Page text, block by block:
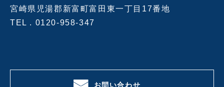
宮崎県児湯郡新富町富田東一丁目17番地
TEL . 0120-958-347
お問い合わせ